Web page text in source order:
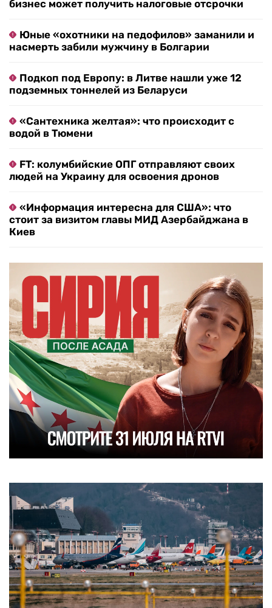
бизнес может получить налоговые отсрочки
Юные «охотники на педофилов» заманили и
насмерть забили мужчину в Болгарии
Подкоп под Европу: в Литве нашли уже 12
подземных тоннелей из Беларуси
«Сантехника желтая»: что происходит с
водой в Тюмени
FT: колумбийские ОПГ отправляют своих
людей на Украину для освоения дронов
«Информация интересна для США»: что
стоит за визитом главы МИД Азербайджана в
Киев